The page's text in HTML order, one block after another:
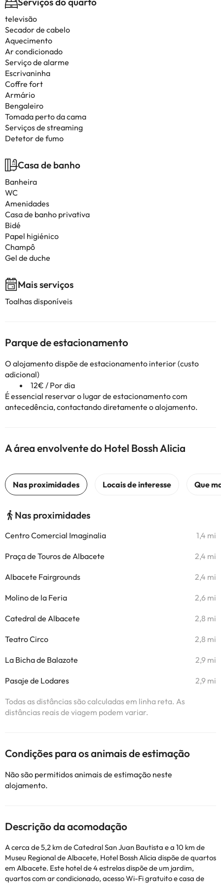
televisão
Secador de cabelo
Aquecimento
Ar condicionado
Serviço de alarme
Escrivaninha
Coffre fort
Armário
Bengaleiro
Tomada perto da cama
Serviços de streaming
Detetor de fumo
Casa de banho
Banheira
WC
Amenidades
Casa de banho privativa
Bidé
Papel higiénico
Champô
Gel de duche
Mais serviços
Toalhas disponíveis
Parque de estacionamento
O alojamento dispõe de estacionamento interior (custo
adicional)
12€ / Por dia
É essencial reservar o lugar de estacionamento com
antecedência, contactando diretamente o alojamento.
A área envolvente do Hotel Bossh Alicia
Nas proximidades
Centro Comercial Imaginalia 1,4 mi
Praça de Touros de Albacete 2,4 mi
Albacete Fairgrounds 2,4 mi
Molino de la Feria 2,6 mi
Catedral de Albacete 2,8 mi
Teatro Circo 2,8 mi
La Bicha de Balazote 2,9 mi
Pasaje de Lodares 2,9 mi
Todas as distâncias são calculadas em linha reta. As
distâncias reais de viagem podem variar.
Condições para os animais de estimação
Não são permitidos animais de estimação neste
alojamento.
Descrição da acomodação
A cerca de 5,2 km de Catedral San Juan Bautista e a 10 km de
Museu Regional de Albacete, Hotel Bossh Alicia dispõe de quartos
em Albacete. Este hotel de 4 estrelas dispõe de um jardim,
quartos com ar condicionado, acesso Wi-Fi gratuito e casa de